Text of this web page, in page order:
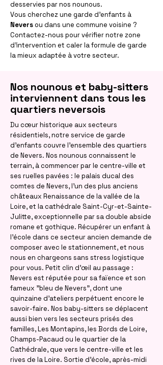
desservies par nos nounous.
Vous cherchez une garde d'enfants à
Nevers ou dans une commune voisine ?
Contactez-nous pour vérifier notre zone
d'intervention et caler la formule de garde
la mieux adaptée à votre secteur.
Nos nounous et baby-sitters
interviennent dans tous les
quartiers neversois
Du cœur historique aux secteurs
résidentiels, notre service de garde
d'enfants couvre l'ensemble des quartiers
de Nevers. Nos nounous connaissent le
terrain, à commencer par le centre-ville et
ses ruelles pavées : le palais ducal des
comtes de Nevers, l'un des plus anciens
châteaux Renaissance de la vallée de la
Loire, et la cathédrale Saint-Cyr-et-Sainte-
Julitte, exceptionnelle par sa double abside
romane et gothique. Récupérer un enfant à
l'école dans ce secteur ancien demande de
composer avec le stationnement, et nous
nous en chargeons sans stress logistique
pour vous. Petit clin d'œil au passage :
Nevers est réputée pour sa faïence et son
fameux "bleu de Nevers", dont une
quinzaine d'ateliers perpétuent encore le
savoir-faire. Nos baby-sitters se déplacent
aussi bien vers les secteurs prisés des
familles, Les Montapins, les Bords de Loire,
Champs-Pacaud ou le quartier de la
Cathédrale, que vers le centre-ville et les
rives de la Loire. Sortie d'école, après-midi